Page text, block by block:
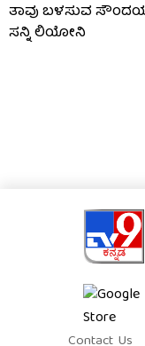
ತಾವು ಬಳಸುವ
ಸನ್ನಿ ಲಿಯೋನಿ
Contact Us